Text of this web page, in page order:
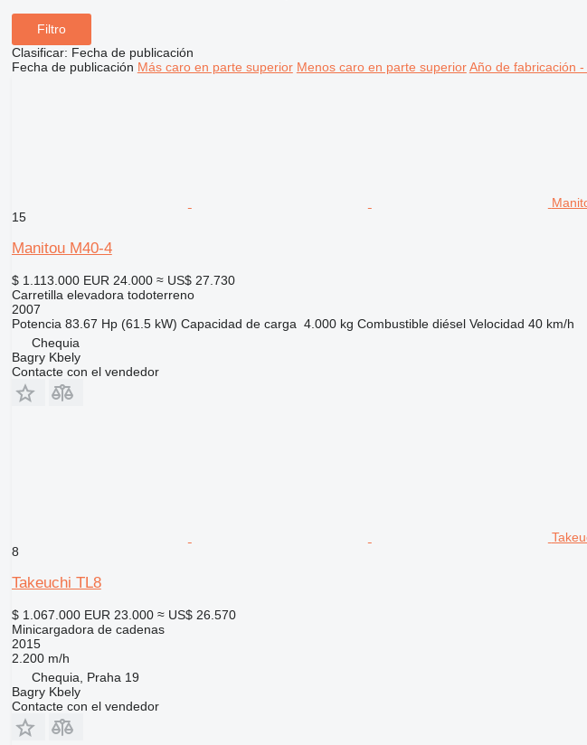
Filtro
Clasificar: Fecha de publicación
Fecha de publicación Más caro en parte superior Menos caro en parte superior Año de fabricación
15
Manitou M40-4
$ 1.113.000 EUR 24.000 ≈ US$ 27.730
Carretilla elevadora todoterreno
2007
Potencia 83.67 Hp (61.5 kW) Capacidad de carga 4.000 kg Combustible diésel Velocidad 40 km/h
Chequia
Bagry Kbely
Contacte con el vendedor
8
Takeuchi TL8
$ 1.067.000 EUR 23.000 ≈ US$ 26.570
Minicargadora de cadenas
2015
2.200 m/h
Chequia, Praha 19
Bagry Kbely
Contacte con el vendedor